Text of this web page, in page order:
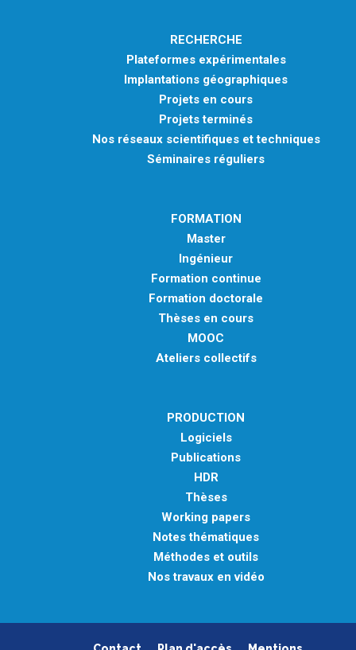
RECHERCHE
Plateformes expérimentales
Implantations géographiques
Projets en cours
Projets terminés
Nos réseaux scientifiques et techniques
Séminaires réguliers
FORMATION
Master
Ingénieur
Formation continue
Formation doctorale
Thèses en cours
MOOC
Ateliers collectifs
PRODUCTION
Logiciels
Publications
HDR
Thèses
Working papers
Notes thématiques
Méthodes et outils
Nos travaux en vidéo